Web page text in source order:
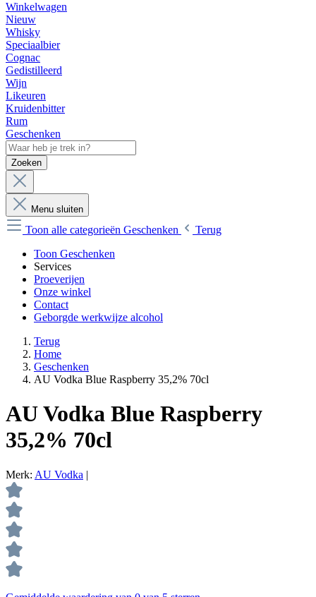
Winkelwagen
Nieuw
Whisky
Speciaalbier
Cognac
Gedistilleerd
Wijn
Likeuren
Kruidenbitter
Rum
Geschenken
Zoeken
Menu sluiten
Toon alle categorieën Geschenken
Terug
Toon Geschenken
Services
Proeverijen
Onze winkel
Contact
Geborgde werkwijze alcohol
Terug
Home
Geschenken
AU Vodka Blue Raspberry 35,2% 70cl
AU Vodka Blue Raspberry
35,2% 70cl
Merk: AU Vodka |